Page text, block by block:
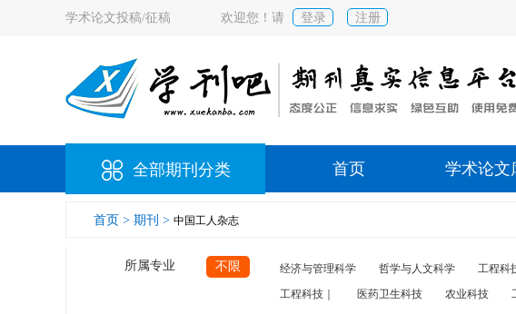
学术论文投稿/征稿 欢迎您！请 登录 注册
全部期刊分类 首页 学术论文
首页 > 期刊 > 中国工人杂志
所属专业 不限 经济与管理科学 哲学与人文科学 工程科
工程科技｜
医药卫生科技 农业科技